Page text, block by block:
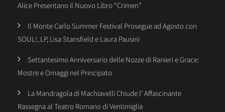
Alice Presentano il Nuovo Libro “Crimen”
Il Monte Carlo Summer Festival Prosegue ad Agosto con
SOUL!, LP, Lisa Stansfield e Laura Pausini
Settantesimo Anniversario delle Nozze di Ranieri e Grace:
Mostre e Omaggi nel Principato
La Mandragola di Machiavelli Chiude l’ Affascinante
Rassegna al Teatro Romano di Ventimiglia